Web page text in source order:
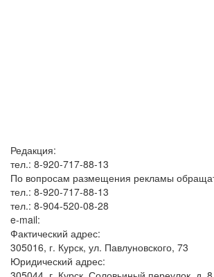
Редакция:
тел.: 8-920-717-88-13
По вопросам размещения рекламы
тел.: 8-920-717-88-13
тел.: 8-904-520-08-28
e-mail:
Фактический адрес:
305016, г. Курск, ул. Павлуновского, 73
Юридический адрес: